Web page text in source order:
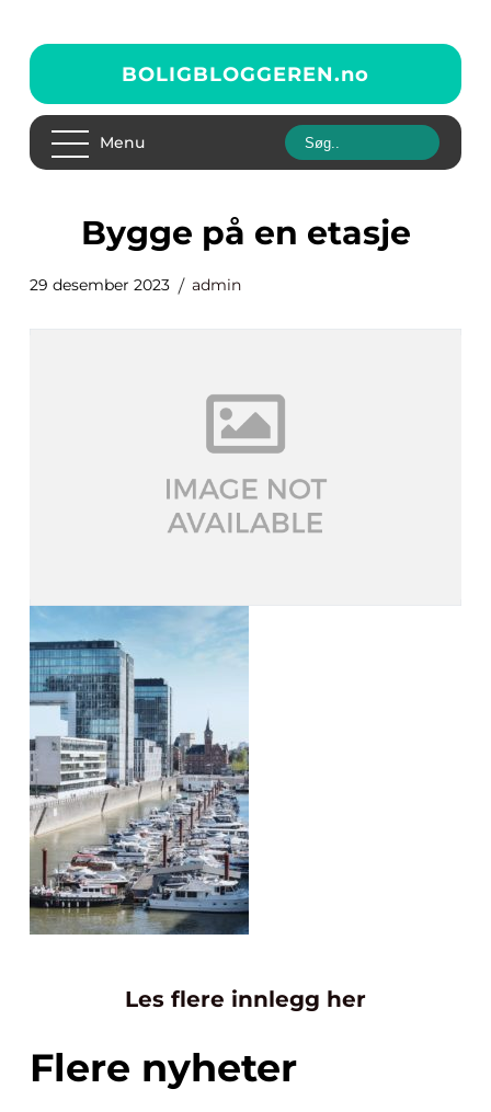
BOLIGBLOGGEREN.no
Menu
bygge på en etasje
29 desember 2023 admin
Les flere innlegg her
Flere nyheter